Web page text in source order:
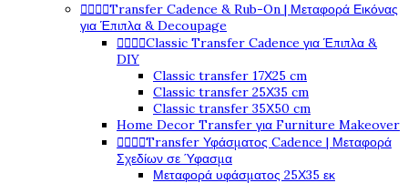
Transfer Cadence & Rub-On | Μεταφορά Εικόνας
για Έπιπλα & Decoupage
Classic Transfer Cadence για Έπιπλα &
DIY
Classic transfer 17Χ25 cm
Classic transfer 25Χ35 cm
Classic transfer 35Χ50 cm
Home Decor Transfer για Furniture Makeover
Transfer Υφάσματος Cadence | Μεταφορά
Σχεδίων σε Ύφασμα
Μεταφορά υφάσματος 25Χ35 εκ